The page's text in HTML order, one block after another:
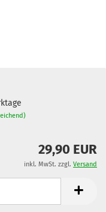
29,90 EUR
inkl. MwSt. zzgl. Versand